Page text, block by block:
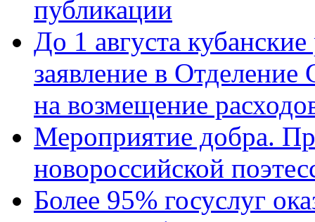
публикации
До 1 августа
заявление в
на возмещение
Мероприятие добра.
новороссийской
Более 95% госуслуг